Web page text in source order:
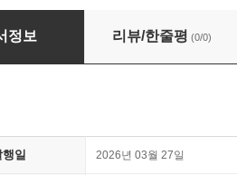
만 부자처럼 관리합니다
정보 리뷰/한줄평 (0/0)
행일 2026년 03월 27일